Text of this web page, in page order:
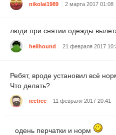
nikolai1989 2 марта 2017 01:08
люди при снятии одежды
hellhound 21 февраля 2017
Ребят, вроде установил всё
Что делать?
icetree 11 февраля 2017 20:41
одень перчатки и норм